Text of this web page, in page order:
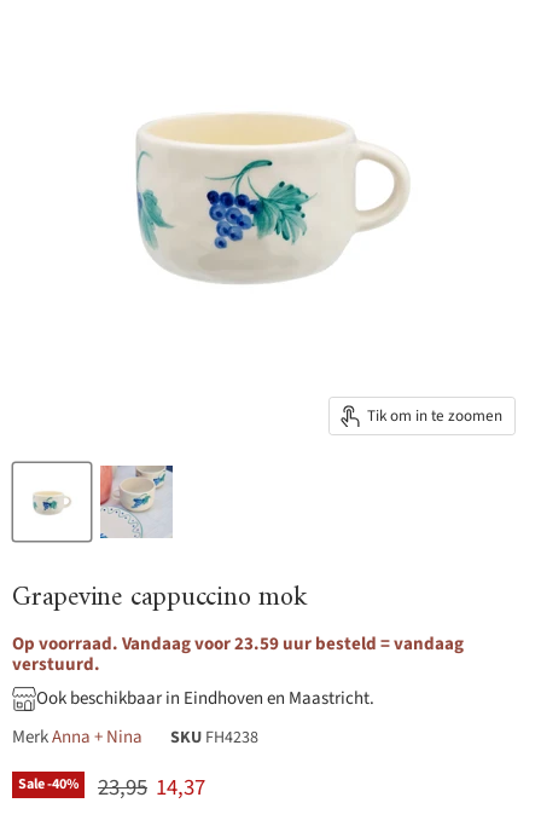
Tik om in te zoomen
Grapevine cappuccino mok
Op voorraad. Vandaag voor 23.59 uur besteld = vandaag
verstuurd.
Ook beschikbaar in Eindhoven en Maastricht.
MerkAnna + Nina SKU FH4238
Sale -40% Originele prijs
23,95 Huidige prijs
14,37